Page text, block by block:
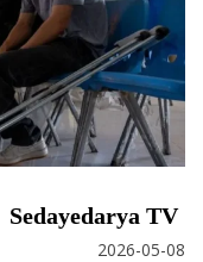
Sedayedarya TV
2026-05-08